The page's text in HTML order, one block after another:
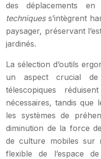
des déplacements
techniquess’intègrent
paysager, préservant
jardinés.
La sélection d’outils
un aspect crucial de
télescopiques
nécessaires, tandis que
les systèmes de
diminution de la force
de culture mobiles sur
flexible de l’espace